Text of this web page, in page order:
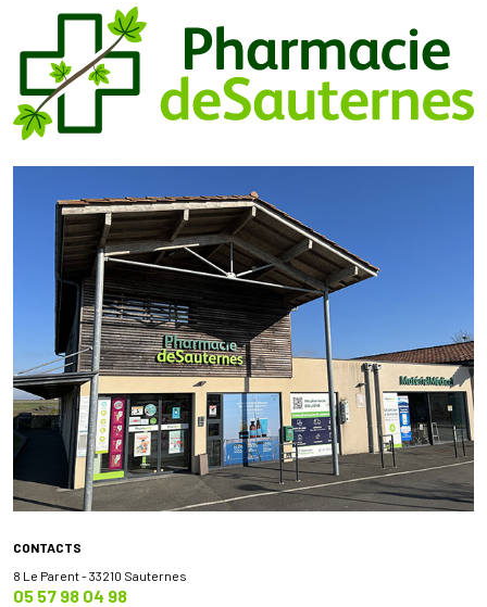
CONTACTS
8 Le Parent - 33210 Sauternes
05 57 98 04 98